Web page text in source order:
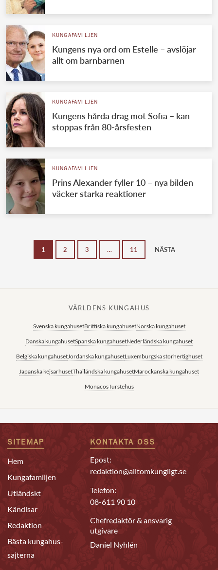
KUNGAFAMILJEN
Kungens nya ord om Estelle – avslöjar
allt om barnbarnen
KUNGAFAMILJEN
Kungens hårda drag mot Sofia – kan
stoppas från 80-årsfesten
KUNGAFAMILJEN
Prins Alexander fyller 10 – nya bilden
väcker starka reaktioner
1 2 3 … 11 NÄSTA
VÄRLDENS KUNGAHUS
Svenska kungahusetBrittiska kungahusetNorska kungahuset
Danska kungahusetSpanska kungahusetNederländska kungahuset
Belgiska kungahusetJordanska kungahusetLuxemburgska storhertighuset
Japanska kejsarhusetThailändska kungahusetMarockanska kungahuset
Monacos furstehus
SITEMAP
Hem
Kungafamiljen
Utländskt
Kändisar
Redaktion
Bästa kungahus-
sajterna
KONTAKTA OSS
Epost:
redaktion@alltomkungligt.se
Telefon:
08-611 90 10
Chefredaktör & ansvarig
utgivare
Daniel Nyhlén